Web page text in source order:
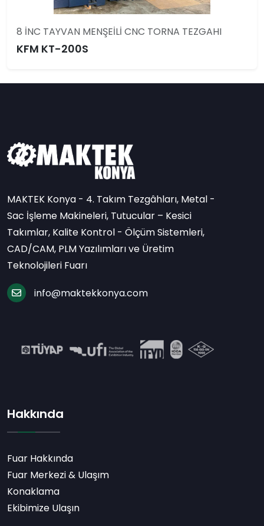
8 İNC TAYVAN MENŞEİLİ CNC TORNA TEZGAHI
KFM KT-200S
MAKTEK Konya - 4. Takım Tezgâhları, Metal -
Sac İşleme Makineleri, Tutucular – Kesici
Takımlar, Kalite Kontrol - Ölçüm Sistemleri,
CAD/CAM, PLM Yazılımları ve Üretim
Teknolojileri Fuarı
info@maktekkonya.com
Hakkında
Fuar Hakkında
Fuar Merkezi & Ulaşım
Konaklama
Ekibimize Ulaşın